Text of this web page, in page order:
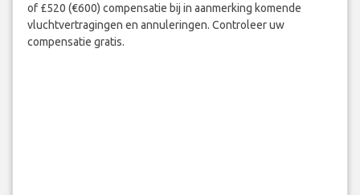
of £520 (€600) compensatie bij in aanmerking komende
vluchtvertragingen en annuleringen. Controleer uw
compensatie gratis.